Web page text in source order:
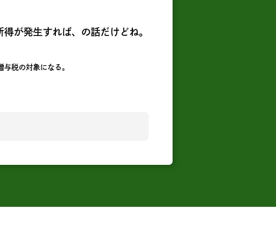
が発生すれば、の話だけどね。
税の対象になる。